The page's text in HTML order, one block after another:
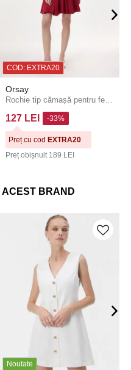
COD: EXTRA20
Orsay
Rochie tip cămașă pentru femei roșie până la genunchi ORSAY
127 LEI
Preț obișnuit 189 LEI
-33%
Preț cu cod EXTRA20
ACEST BRAND
Noutate